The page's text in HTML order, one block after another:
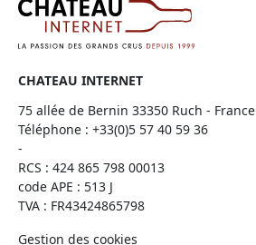
CHATEAU INTERNET
75 allée de Bernin 33350 Ruch - France
Téléphone : +33(0)5 57 40 59 36
-
RCS : 424 865 798 00013
code APE : 513 J
TVA : FR43424865798
Gestion des cookies